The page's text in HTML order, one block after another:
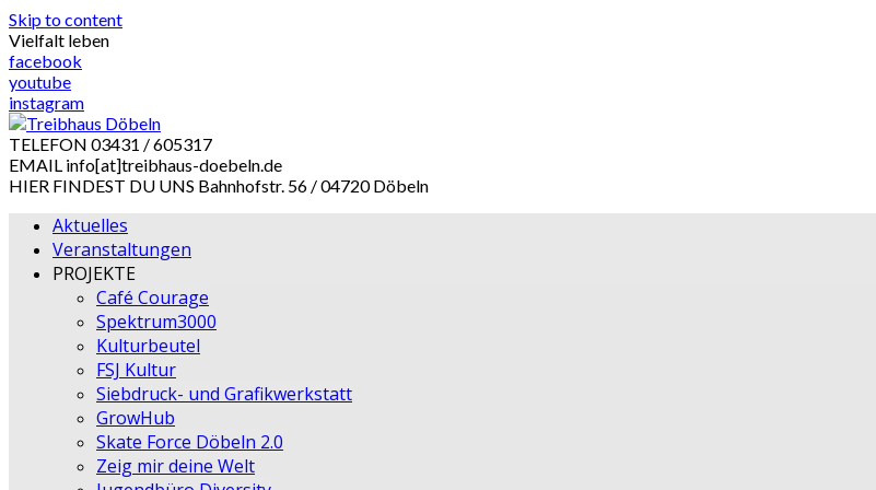
Skip to content
Vielfalt leben
facebook
youtube
instagram
TELEFON 03431 / 605317
EMAIL info[at]treibhaus-doebeln.de
HIER FINDEST DU UNS Bahnhofstr. 56 / 04720 Döbeln
Aktuelles
Veranstaltungen
PROJEKTE
Café Courage
Spektrum3000
Kulturbeutel
FSJ Kultur
Siebdruck- und Grafikwerkstatt
GrowHub
Skate Force Döbeln 2.0
Zeig mir deine Welt